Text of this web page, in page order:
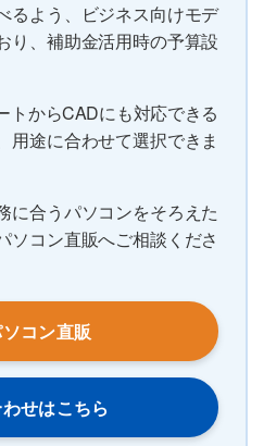
るよう、ビジネス向けモデ
り、補助金活用時の予算設
トからCADにも対応できる
用途に合わせて選択できま
に合うパソコンをそろえた
ソコン直販へご相談くださ
コン直販
せはこちら